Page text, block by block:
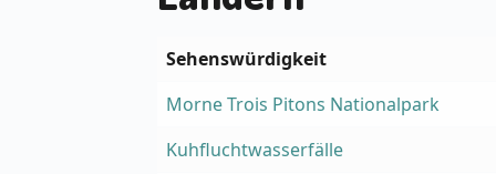
Sehenswürdigkeit
Morne Trois Pitons Nationalpark
Kuhfluchtwasserfälle